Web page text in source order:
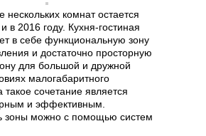
комнат остается
в 2016 году. Кухня-гостиная
в себе функциональную зону
и достаточно просторную
для большой и дружной
малогабаритного
такое сочетание является
и эффективным.
зоны можно с помощью систем